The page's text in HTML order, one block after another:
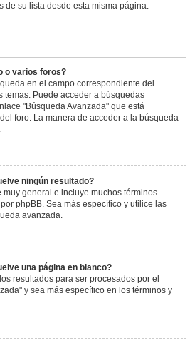
de su lista desde esta misma página.
o varios foros?
en el campo correspondiente del
temas. Puede acceder a búsquedas
"Búsqueda Avanzada" que está
foro. La manera de acceder a la búsqueda
ningún resultado?
general e incluye muchos términos
phpBB. Sea más específico y utilice las
avanzada.
una página en blanco?
resultados para ser procesados por el
y sea más específico en los términos y